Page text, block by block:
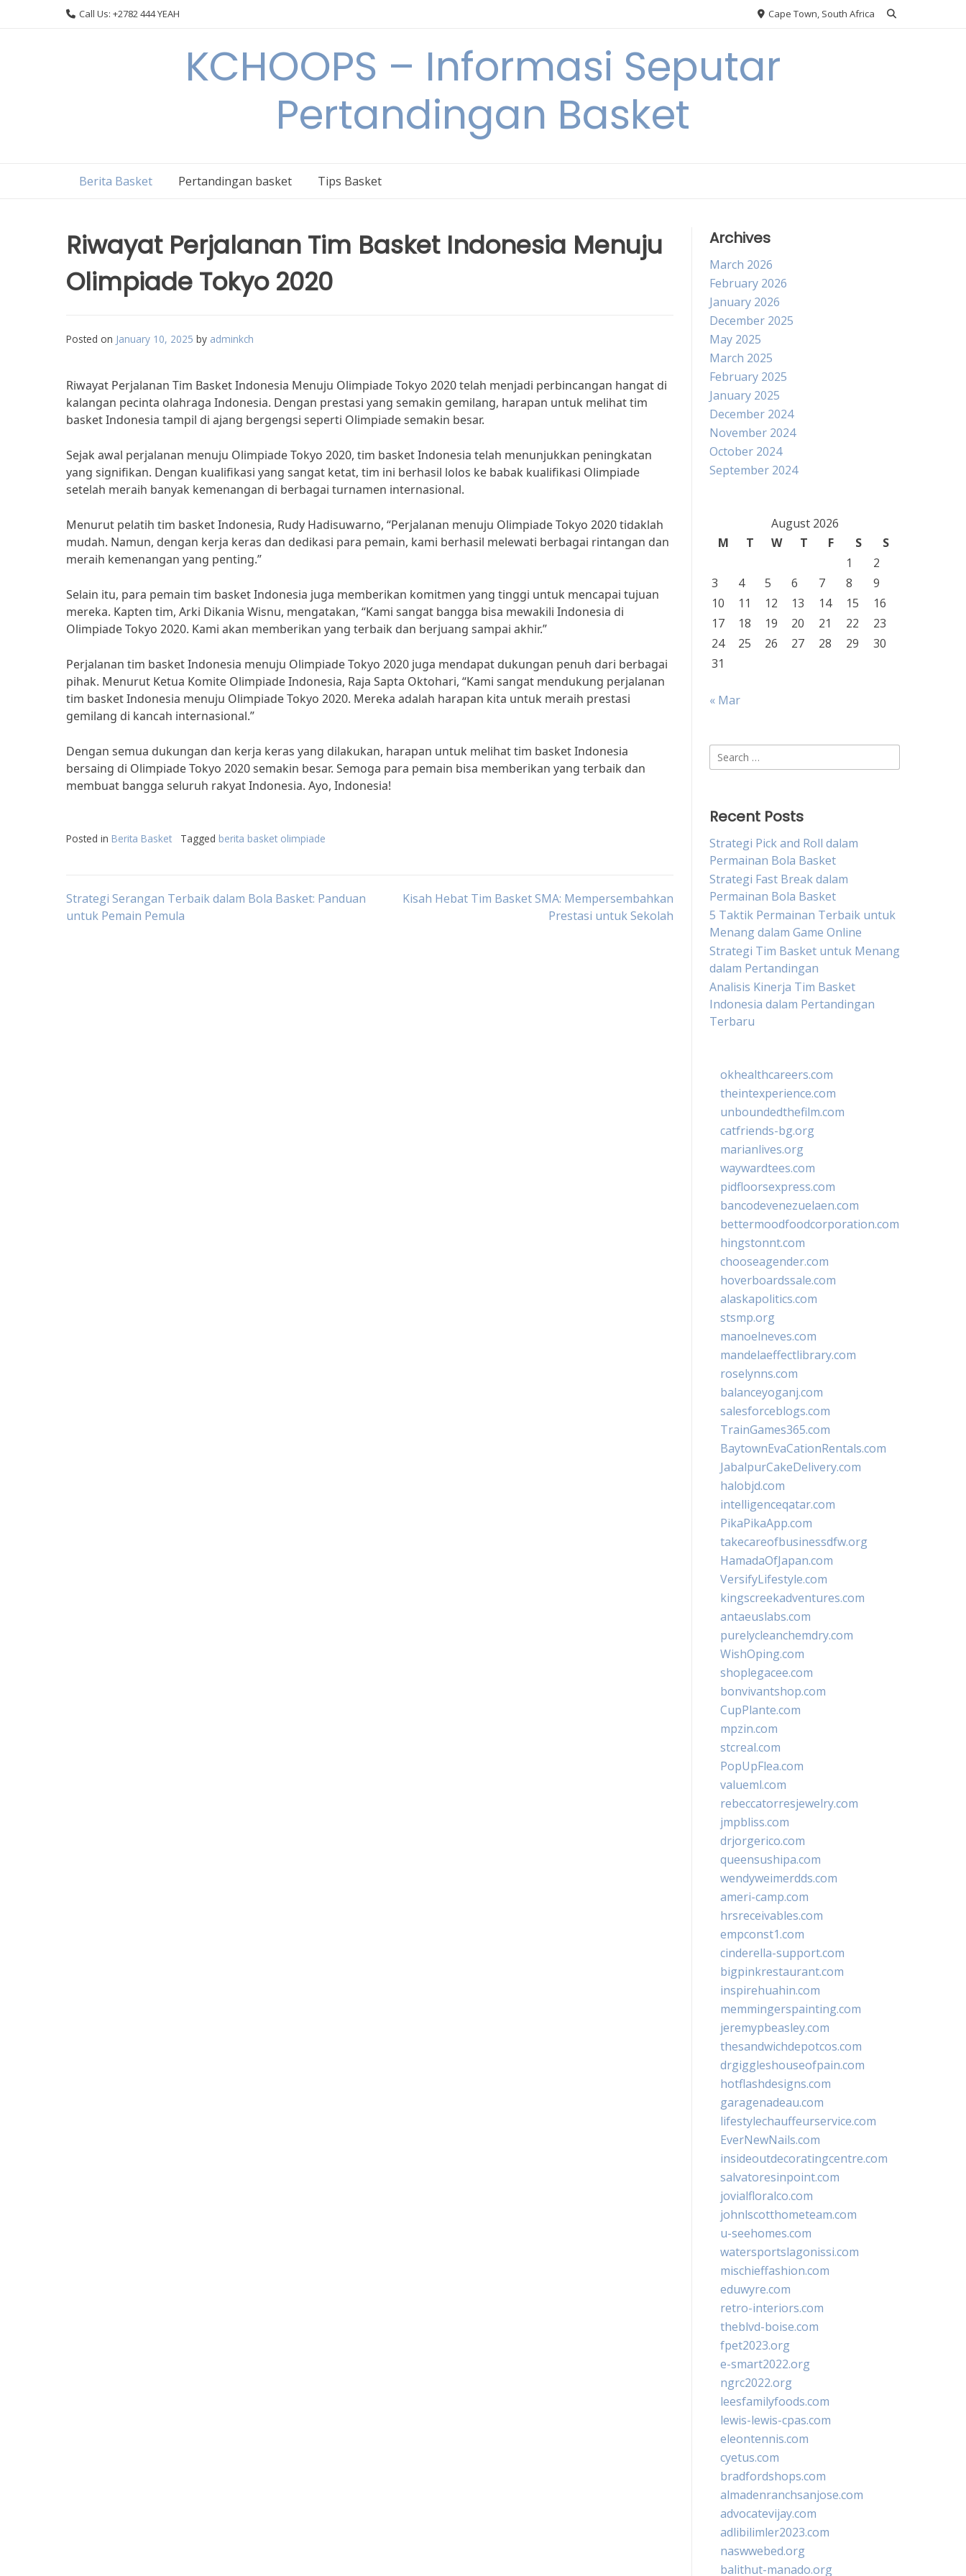
Call Us: +2782 444 YEAH Cape Town, South Africa
KCHOOPS – Informasi Seputar
Pertandingan Basket
Berita Basket Pertandingan basket Tips Basket
Riwayat Perjalanan Tim Basket Indonesia Menuju
Olimpiade Tokyo 2020
Posted on January 10, 2025 by adminkch
Riwayat Perjalanan Tim Basket Indonesia Menuju Olimpiade Tokyo 2020 telah menjadi perbincangan hangat di
kalangan pecinta olahraga Indonesia. Dengan prestasi yang semakin gemilang, harapan untuk melihat tim
basket Indonesia tampil di ajang bergengsi seperti Olimpiade semakin besar.
Sejak awal perjalanan menuju Olimpiade Tokyo 2020, tim basket Indonesia telah menunjukkan peningkatan
yang signifikan. Dengan kualifikasi yang sangat ketat, tim ini berhasil lolos ke babak kualifikasi Olimpiade
setelah meraih banyak kemenangan di berbagai turnamen internasional.
Menurut pelatih tim basket Indonesia, Rudy Hadisuwarno, “Perjalanan menuju Olimpiade Tokyo 2020 tidaklah
mudah. Namun, dengan kerja keras dan dedikasi para pemain, kami berhasil melewati berbagai rintangan dan
meraih kemenangan yang penting.”
Selain itu, para pemain tim basket Indonesia juga memberikan komitmen yang tinggi untuk mencapai tujuan
mereka. Kapten tim, Arki Dikania Wisnu, mengatakan, “Kami sangat bangga bisa mewakili Indonesia di
Olimpiade Tokyo 2020. Kami akan memberikan yang terbaik dan berjuang sampai akhir.”
Perjalanan tim basket Indonesia menuju Olimpiade Tokyo 2020 juga mendapat dukungan penuh dari berbagai
pihak. Menurut Ketua Komite Olimpiade Indonesia, Raja Sapta Oktohari, “Kami sangat mendukung perjalanan
tim basket Indonesia menuju Olimpiade Tokyo 2020. Mereka adalah harapan kita untuk meraih prestasi
gemilang di kancah internasional.”
Dengan semua dukungan dan kerja keras yang dilakukan, harapan untuk melihat tim basket Indonesia
bersaing di Olimpiade Tokyo 2020 semakin besar. Semoga para pemain bisa memberikan yang terbaik dan
membuat bangga seluruh rakyat Indonesia. Ayo, Indonesia!
Posted in Berita Basket Tagged berita basket olimpiade
Post
Strategi Serangan Terbaik dalam Bola Basket: Panduan
untuk Pemain Pemula
Kisah Hebat Tim Basket SMA: Mempersembahkan
Prestasi untuk Sekolah
Archives
March 2026
February 2026
January 2026
December 2025
May 2025
March 2025
February 2025
January 2025
December 2024
November 2024
October 2024
September 2024
August 2026
M
T W T F S
S
1
2
3
4 5 6 7 8
9
10
11 12 13 14 15
16
17
18 19 20 21 22
23
24
25 26 27 28 29
30
31
« Mar
Search
for:
Recent Posts
Strategi Pick and Roll dalam
Permainan Bola Basket
Strategi Fast Break dalam
Permainan Bola Basket
5 Taktik Permainan Terbaik untuk
Menang dalam Game Online
Strategi Tim Basket untuk Menang
dalam Pertandingan
Analisis Kinerja Tim Basket
Indonesia dalam Pertandingan
Terbaru
okhealthcareers.com
theintexperience.com
unboundedthefilm.com
catfriends-bg.org
marianlives.org
waywardtees.com
pidfloorsexpress.com
bancodevenezuelaen.com
bettermoodfoodcorporation.com
hingstonnt.com
chooseagender.com
hoverboardssale.com
alaskapolitics.com
stsmp.org
manoelneves.com
mandelaeffectlibrary.com
roselynns.com
balanceyoganj.com
salesforceblogs.com
TrainGames365.com
BaytownEvaCationRentals.com
JabalpurCakeDelivery.com
halobjd.com
intelligenceqatar.com
PikaPikaApp.com
takecareofbusinessdfw.org
HamadaOfJapan.com
VersifyLifestyle.com
kingscreekadventures.com
antaeuslabs.com
purelycleanchemdry.com
WishOping.com
shoplegacee.com
bonvivantshop.com
CupPlante.com
mpzin.com
stcreal.com
PopUpFlea.com
valueml.com
rebeccatorresjewelry.com
jmpbliss.com
drjorgerico.com
queensushipa.com
wendyweimerdds.com
ameri-camp.com
hrsreceivables.com
empconst1.com
cinderella-support.com
bigpinkrestaurant.com
inspirehuahin.com
memmingerspainting.com
jeremypbeasley.com
thesandwichdepotcos.com
drgiggleshouseofpain.com
hotflashdesigns.com
garagenadeau.com
lifestylechauffeurservice.com
EverNewNails.com
insideoutdecoratingcentre.com
salvatoresinpoint.com
jovialfloralco.com
johnlscotthometeam.com
u-seehomes.com
watersportslagonissi.com
mischieffashion.com
eduwyre.com
retro-interiors.com
theblvd-boise.com
fpet2023.org
e-smart2022.org
ngrc2022.org
leesfamilyfoods.com
lewis-lewis-cpas.com
eleontennis.com
cyetus.com
bradfordshops.com
almadenranchsanjose.com
advocatevijay.com
adlibilimler2023.com
naswwebed.org
balithut-manado.org